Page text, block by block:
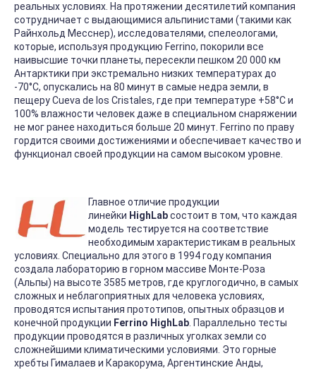
реальных условиях. На протяжении десятилетий компания
сотрудничает с выдающимися альпинистами (такими как
Райнхольд Месснер), исследователями, спелеологами,
которые, используя продукцию Ferrino, покорили все
наивысшие точки планеты, пересекли пешком 20 000 км
Антарктики при экстремально низких температурах до
-70°С, опускались на 80 минут в самые недра земли, в
пещеру Cueva de los Cristales, где при температуре +58°С и
100% влажности человек даже в специальном снаряжении
не мог ранее находиться больше 20 минут. Ferrino по праву
гордится своими достижениями и обеспечивает качество и
функционал своей продукции на самом высоком уровне.
Главное отличие продукции
линейки HighLabсостоит в том, что каждая
модель тестируется на соответствие
необходимым характеристикам в реальных
условиях. Специально для этого в 1994 году компания
создала лабораторию в горном массиве Монте-Роза
(Альпы) на высоте 3585 метров, где круглогодично, в самых
сложных и неблагоприятных для человека условиях,
проводятся испытания прототипов, опытных образцов и
конечной продукции Ferrino HighLab. Параллельно тесты
продукции проводятся в различных уголках земли со
сложнейшими климатическими условиями. Это горные
хребты Гималаев и Каракорума, Аргентинские Анды,